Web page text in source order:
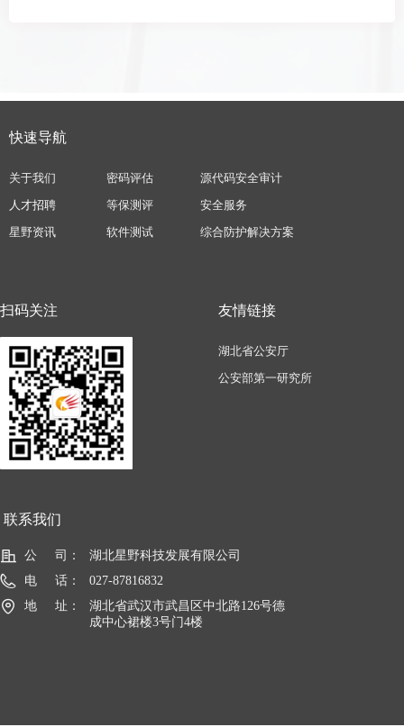
快速导航
关于我们
人才招聘
星野资讯
源代码安全审计
安全服务
综合防护解决方案
密码评估
等保测评
软件测试
联系我们
公     司：
湖北星野科技发展有限公司
电     话：
027-87816832
地     址：
湖北省武汉市武昌区中北路126号德
成中心裙楼3号门4楼
友情链接
湖北省公安厅
公安部第一研究所
扫码关注